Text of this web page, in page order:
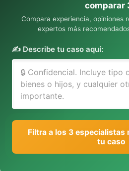
comparar
Compara experiencia, opiniones
expertos más
✍️ Describe tu caso aquí:
Filtra a los 3 especialistas
tu caso